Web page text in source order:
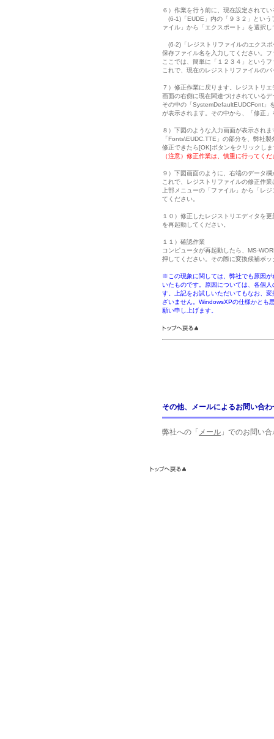
６）作業を行う前に、現在設定されて
(6-1)「EUDE」内の「９３２」という
ァイル」から「エクスポート」を選択
(6-2)「レジストリファイルのエクス
保存ファイル名を入力してください。
ここでは、簡単に「１２３４」という
これで、現在のレジストリファイルの
７）修正作業に戻ります。レジストリ
画面の右側に現在関連づけされている
その中の「SystemDefaultEUDCFont」
が表示されます。その中から、「修正
８）下図のような入力画面が表示されま
「Fonts\EUDC.TTE」の部分を、弊社
修正できたら[OK]ボタンをクリックしま
（注意）修正作業は、慎重に行ってくだ
９）下図画面のように、右端のデータ
これで、レジストリファイルの修正作
上部メニューの「ファイル」から「レ
てください。
１０）修正したレジストリエディタを
を再起動してください。
１１）確認作業
コンピュータが再起動したら、MS-
押してください。その際に変換候補ボ
※ この現象に関しては、弊社でも原因
いたものです。原因については、各個
す。上記をお試しいただいてもなお、
ざいません。WindowsXPの仕様かとも
願い申し上げます。
その他、メールによるお問い合わ
弊社への「 メール 」でのお問い